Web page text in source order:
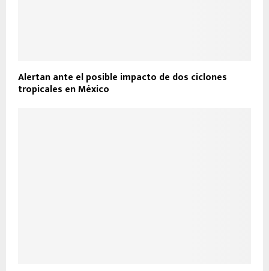
Alertan ante el posible impacto de dos ciclones
tropicales en México